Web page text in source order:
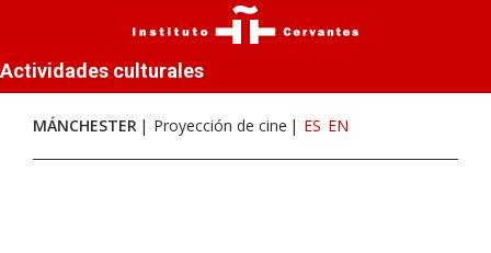
Actividades culturales
MÁNCHESTER Proyección de cine ES EN